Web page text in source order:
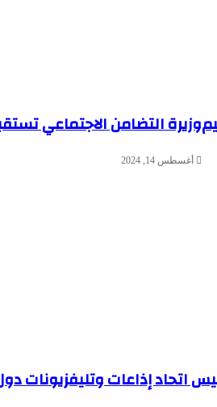
وزيرة التضامن الاجتماعي
أغسطس 14, 2024
اتحاد إذاعات وتليفزيونات